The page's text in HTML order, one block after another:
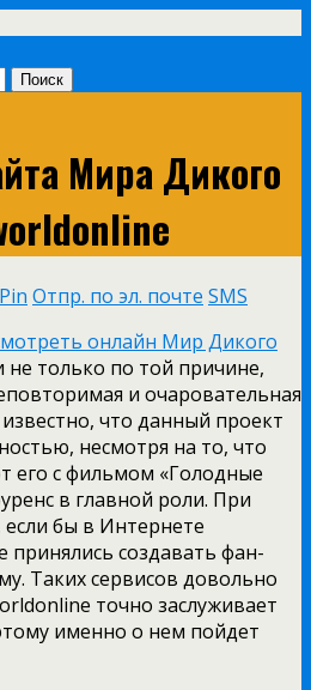
Мира Дикого
Pin Отпр. по эл. почте SMS
онлайн Мир Дикого
не только по той причине,
и очаровательная
что данный проект
несмотря на то, что
его с фильмом «Голодные
в главной роли. При
бы в Интернете
принялись создавать фан-
Таких сервисов довольно
точно заслуживает
именно о нем пойдет